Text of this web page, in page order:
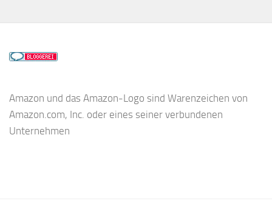
Amazon und das Amazon-Logo sind Warenzeichen von
Amazon.com, Inc. oder eines seiner verbundenen
Unternehmen